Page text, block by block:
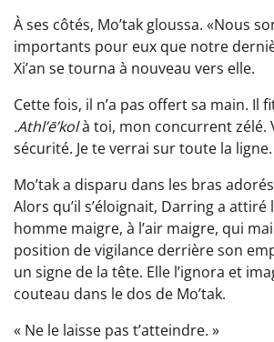
À ses côtés, Mo’tak gloussa. «Nous
importants pour eux que notre
Xi’an se tourna à nouveau vers elle.
Cette fois, il n’a pas offert sa main. Il
.Athl’ē’kolà toi, mon concurrent zélé.
sécurité. Je te verrai sur toute la ligne.
Mo’tak a disparu dans les bras
Alors qu’il s’éloignait, Darring a attiré
homme maigre, à l’air maigre, qui
position de vigilance derrière son
un signe de la tête. Elle l’ignora et
couteau dans le dos de Mo’tak.
« Ne le laisse pas t’atteindre. »